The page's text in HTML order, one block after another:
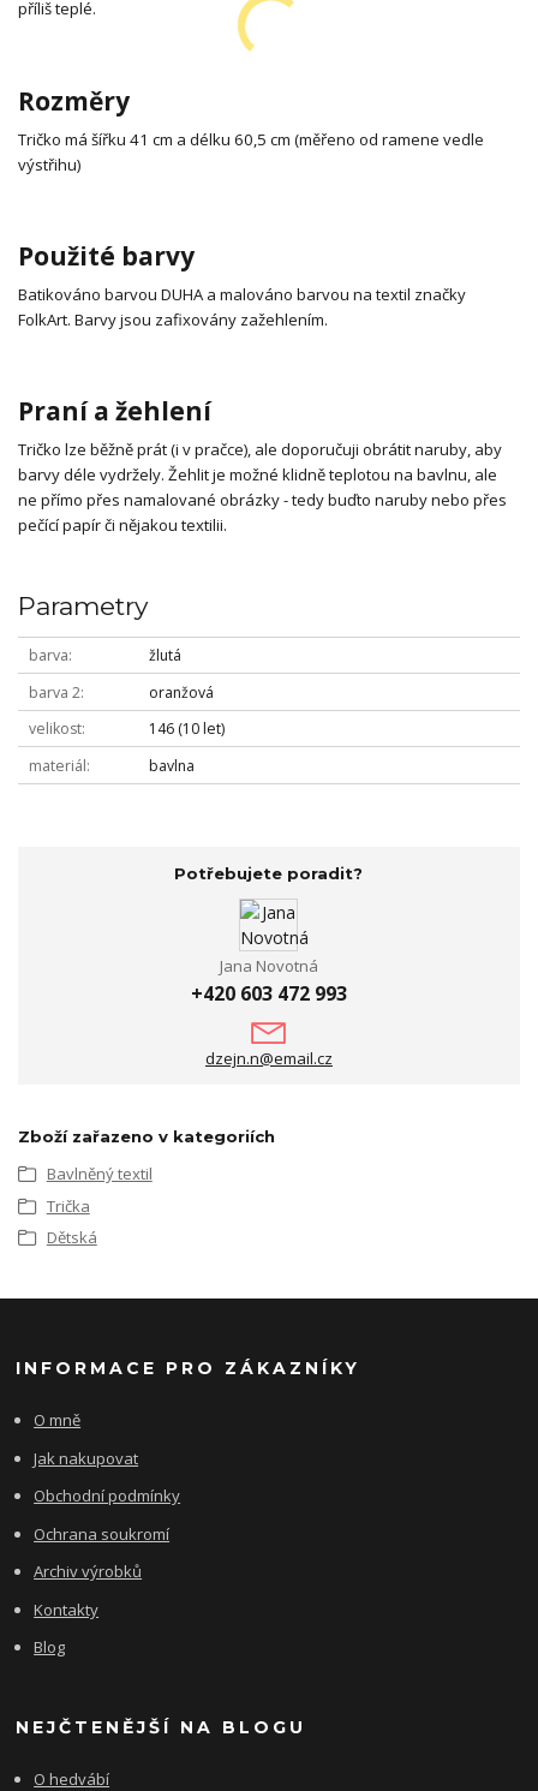
příliš teplé.
Rozměry
Tričko má šířku 41 cm a délku 60,5 cm (měřeno od ramene vedle
výstřihu)
Použité barvy
Batikováno barvou DUHA a malováno barvou na textil značky
FolkArt. Barvy jsou zafixovány zažehlením.
Praní a žehlení
Tričko lze běžně prát (i v pračce), ale doporučuji obrátit naruby, aby
barvy déle vydržely. Žehlit je možné klidně teplotou na bavlnu, ale
ne přímo přes namalované obrázky - tedy buďto naruby nebo přes
pečící papír či nějakou textilii.
Parametry
barva
žlutá
barva 2
oranžová
velikost
146 (10 let)
materiál
bavlna
Potřebujete poradit?
Jana Novotná
+420 603 472 993
dzejn.n@email.cz
Zboží zařazeno v kategoriích
Bavlněný textil
Trička
Dětská
INFORMACE PRO ZÁKAZNÍKY
O mně
Jak nakupovat
Obchodní podmínky
Ochrana soukromí
Archiv výrobků
Kontakty
Blog
NEJČTENĚJŠÍ NA BLOGU
O hedvábí